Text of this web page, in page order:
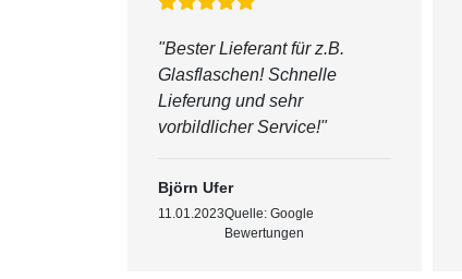
"Bester Lieferant für z.B.
Glasflaschen! Schnelle
Lieferung und sehr
vorbildlicher Service!"
Björn Ufer
11.01.2023Quelle: Google
Bewertungen